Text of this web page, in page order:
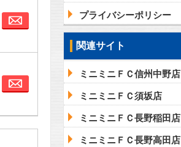
お問合わせ
お問合わせ
プライバシーポリシー
関連サイト
ミニミニＦＣ信州中野店
ミニミニＦＣ須坂店
ミニミニＦＣ長野稲田店
ミニミニＦＣ長野高田店